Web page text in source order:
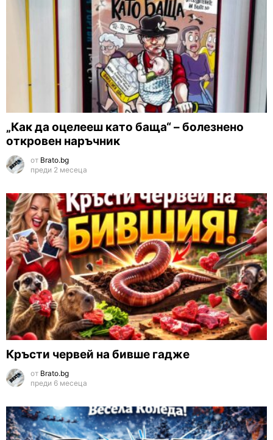
„Как да оцелееш като баща“ – болезнено
откровен наръчник
от Brato.bg
преди 2 месеца
Кръсти червей на бивше гадже
от Brato.bg
преди 6 месеца